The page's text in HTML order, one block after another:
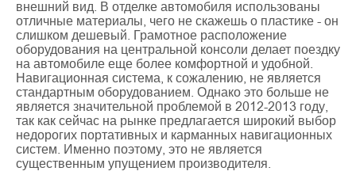
внешний вид. В отделке автомобиля использованы
отличные материалы, чего не скажешь о пластике - он
слишком дешевый. Грамотное расположение
оборудования на центральной консоли делает поездку
на автомобиле еще более комфортной и удобной.
Навигационная система, к сожалению, не является
стандартным оборудованием. Однако это больше не
является значительной проблемой в 2012-2013 году,
так как сейчас на рынке предлагается широкий выбор
недорогих портативных и карманных навигационных
систем. Именно поэтому, это не является
существенным упущением производителя.